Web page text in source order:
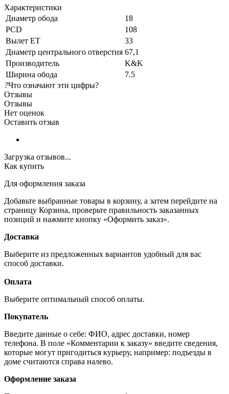
Характеристики
Диаметр обода
18
PCD
108
Вылет ET
33
Диаметр центрального отверстия 67,1
Производитель
K&K
Ширина обода
7.5
?Что означают эти цифры?
Отзывы
Отзывы
Нет оценок
Оставить отзыв
Загрузка отзывов...
Как купить
Для оформления заказа
Добавьте выбранные товары в корзину, а затем перейдите на
страницу Корзина, проверьте правильность заказанных
позиций и нажмите кнопку «Оформить заказ».
Доставка
Выберите из предложенных вариантов удобный для вас
способ доставки.
Оплата
Выберите оптимальный способ оплаты.
Покупатель
Введите данные о себе: ФИО, адрес доставки, номер
телефона. В поле «Комментарии к заказу» введите сведения,
которые могут пригодиться курьеру, например: подъезды в
доме считаются справа налево.
Оформление заказа